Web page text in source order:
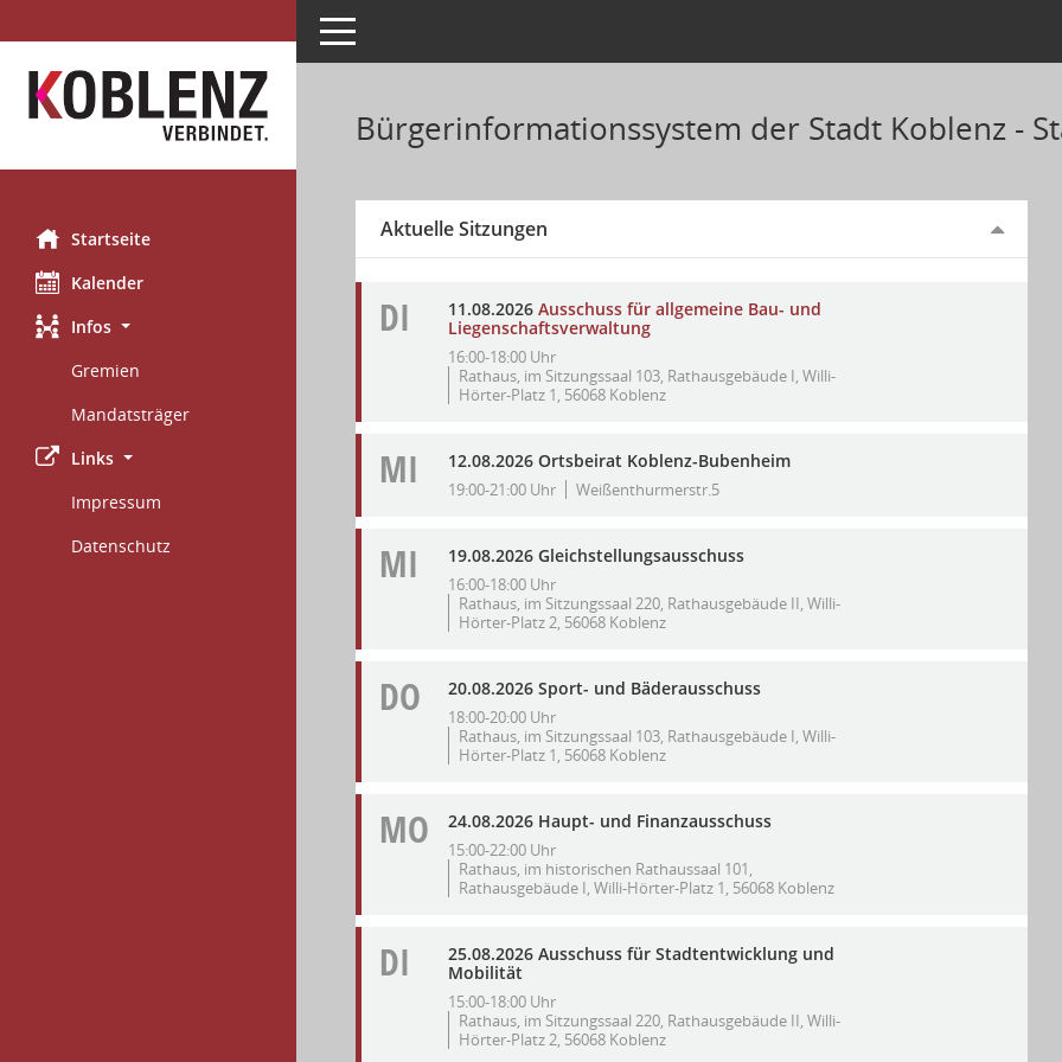
Startseite
Kalender
Infos
Gremien
Mandatsträger
Links
Impressum
Datenschutz
Toggle navigation
Bürgerinformationssystem der Stadt Koblenz -
Aktuelle Sitzungen
DI 11.08.2026 Ausschuss für allgemeine Bau- und
Liegenschaftsverwaltung
16:00-18:00 Uhr
Rathaus, im Sitzungssaal 103, Rathausgebäude I, Willi-
Hörter-Platz 1, 56068 Koblenz
MI 12.08.2026 Ortsbeirat Koblenz-Bubenheim
19:00-21:00 Uhr Weißenthurmerstr.5
MI 19.08.2026 Gleichstellungsausschuss
16:00-18:00 Uhr
Rathaus, im Sitzungssaal 220, Rathausgebäude II, Willi-
Hörter-Platz 2, 56068 Koblenz
DO 20.08.2026 Sport- und Bäderausschuss
18:00-20:00 Uhr
Rathaus, im Sitzungssaal 103, Rathausgebäude I, Willi-
Hörter-Platz 1, 56068 Koblenz
MO 24.08.2026 Haupt- und Finanzausschuss
15:00-22:00 Uhr
Rathaus, im historischen Rathaussaal 101,
Rathausgebäude I, Willi-Hörter-Platz 1, 56068 Koblenz
DI
25.08.2026 Ausschuss für Stadtentwicklung und
Mobilität
15:00-18:00 Uhr
Rathaus, im Sitzungssaal 220, Rathausgebäude II, Willi-
Hörter-Platz 2, 56068 Koblenz